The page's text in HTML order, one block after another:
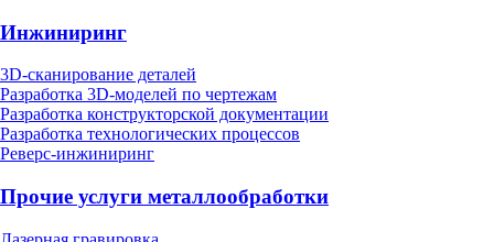
Инжиниринг
3D-сканирование деталей
Разработка 3D-моделей по чертежам
Разработка конструкторской документации
Разработка технологических процессов
Реверс-инжиниринг
Прочие услуги металлообработки